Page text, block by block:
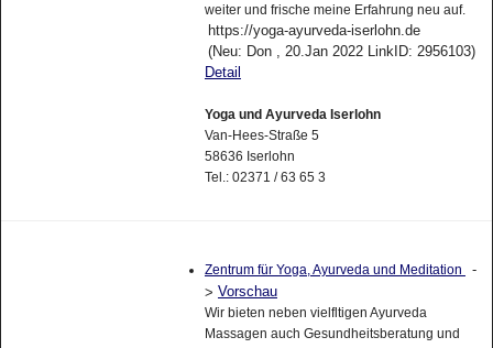
weiter und frische meine Erfahrung neu auf.
https://yoga-ayurveda-iserlohn.de
(Neu: Don , 20.Jan 2022 LinkID: 2956103)
Detail
Yoga und Ayurveda Iserlohn
Van-Hees-Straße 5
58636 Iserlohn
Tel.: 02371 / 63 65 3
Zentrum für Yoga, Ayurveda und Meditation -
> Vorschau
Wir bieten neben vielfltigen Ayurveda
Massagen auch Gesundheitsberatung und